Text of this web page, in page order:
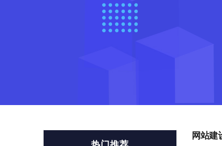
网站建